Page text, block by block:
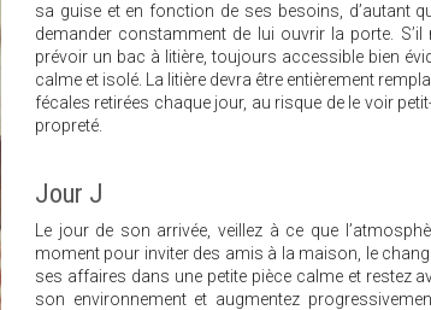
sa guise et en fonction de ses besoins, d’autant
demander constamment de lui ouvrir la porte.
prévoir un bac à litière, toujours accessible bien
calme et isolé. La litière devra être entièrement
fécales retirées chaque jour, au risque de le voir
propreté.
Jour J
Le jour de son arrivée, veillez à ce que
moment pour inviter des amis à la maison, le
ses affaires dans une petite pièce calme et restez
son environnement et augmentez